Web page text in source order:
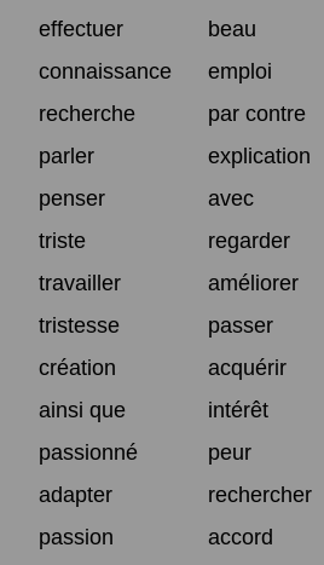
effectuer
beau
connaissance
emploi
recherche
par contre
parler
explication
penser
avec
triste
regarder
travailler
améliorer
tristesse
passer
création
acquérir
ainsi que
intérêt
passionné
peur
adapter
rechercher
passion
accord